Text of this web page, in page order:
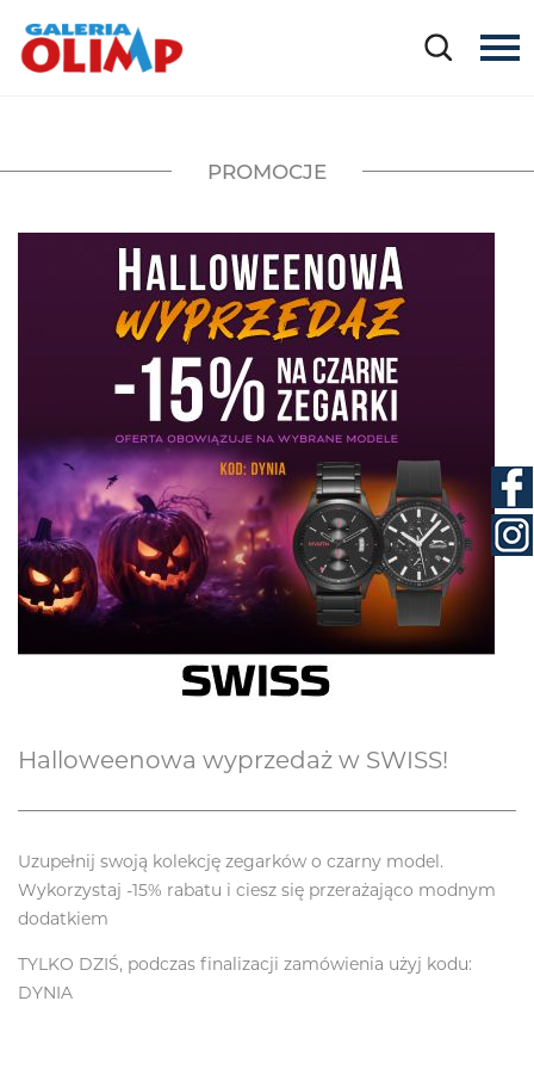
PROMOCJE
Halloweenowa wyprzedaż w SWISS!
Uzupełnij swoją kolekcję zegarków o czarny model.
Wykorzystaj -15% rabatu i ciesz się przerażająco modnym
dodatkiem
TYLKO DZIŚ, podczas finalizacji zamówienia użyj kodu:
DYNIA